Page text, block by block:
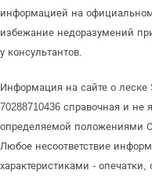
информацией на
избежание недоразумений
у консультантов.
Информация на сайте о
70288710436 справочная и не
определяемой положениями
Любое несоответствие
характеристиками -